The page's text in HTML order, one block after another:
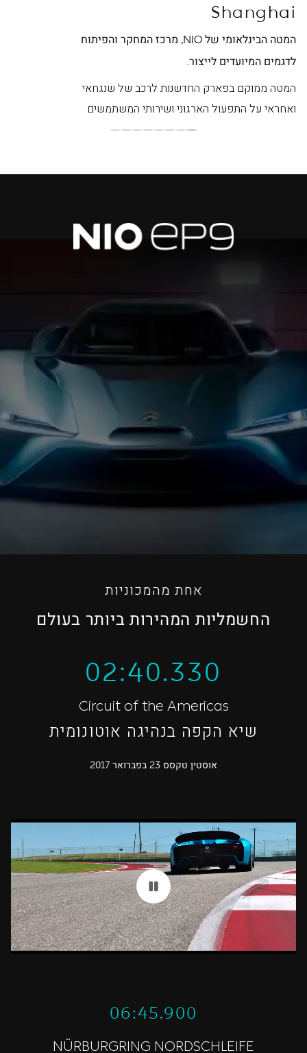
Shanghai
המטה הבינלאומי של NIO, מרכז המחקר והפיתוח
לדגמים המיועדים לייצור.
המטה ממוקם בפארק החדשנות לרכב של שנגחאי
ואחראי על התפעול הארגוני ושירותי המשתמשים
אחת מהמכוניות
החשמליות המהירות ביותר בעולם
02:40.330
Circuit of the Americas
שיא הקפה בנהיגה אוטונומית
אוסטין טקסס 23 בפברואר 2017
06:45.900
NÜRBURGRING NORDSCHLEIFE